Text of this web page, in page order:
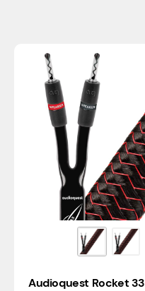
Audioquest Rocket 33